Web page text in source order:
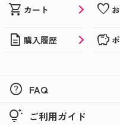
shopping_cart カート favorite
description 購入履歴 savings
help FAQ
tips_and_updates ご利用ガイド